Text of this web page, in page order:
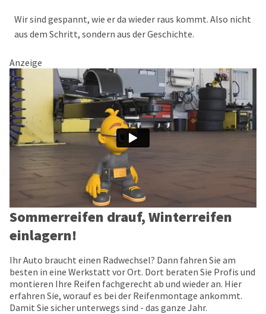
Wir sind gespannt, wie er da wieder raus kommt. Also nicht
aus dem Schritt, sondern aus der Geschichte.
Anzeige
Sommerreifen drauf, Winterreifen
einlagern!
Ihr Auto braucht einen Radwechsel? Dann fahren Sie am
besten in eine Werkstatt vor Ort. Dort beraten Sie Profis und
montieren Ihre Reifen fachgerecht ab und wieder an. Hier
erfahren Sie, worauf es bei der Reifenmontage ankommt.
Damit Sie sicher unterwegs sind - das ganze Jahr.